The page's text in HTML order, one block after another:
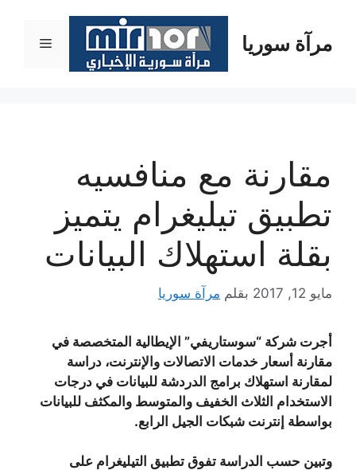
المحتوىمرآة سوريا القائمة
مقارنة مع منافسيه
تطبيق تيليغرام يتميز
بقلة استهلاك البيانات
مايو 12, 2017 بقلم مرآة سوريا
أجرت شركة “سوستاريفي” الإيطالية المتخصصة في
مقارنة أسعار خدمات الاتصالات والإنترنت، دراسة
لمقارنة استهلاك برامج الدردشة للبيانات في درجات
الاستخدام الثلاث الخفيف والمتوسط والمكثف للبيانات
بواسطة إنترنت شبكات الجيل الرابع.
وتبين حسب الدراسة تفوق تطبيق التيليغرام على